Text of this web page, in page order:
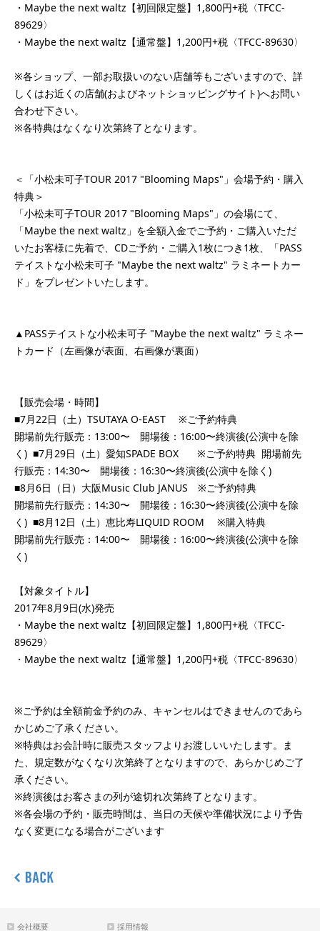
・Maybe the next waltz【初回限定盤】1,800円+税〈TFCC-
89629〉
・Maybe the next waltz【通常盤】1,200円+税〈TFCC-89630〉
※各ショップ、一部お取扱いのない店舗等もございますので、詳
しくはお近くの店舗(およびネットショッピングサイト)へお問い
合わせ下さい。
※各特典はなくなり次第終了となります。
＜「小松未可子TOUR 2017 "Blooming Maps"」会場予約・購入
特典＞
「小松未可子TOUR 2017 "Blooming Maps"」の会場にて、
「Maybe the next waltz」を全額入金でご予約・ご購入いただ
いたお客様に先着で、CDご予約・ご購入1枚につき1枚、「PASS
テイストな小松未可子 "Maybe the next waltz" ラミネートカー
ド」をプレゼントいたします。
▲PASSテイストな小松未可子 "Maybe the next waltz" ラミネー
トカード（左画像が表面、右画像が裏面）
【販売会場・時間】
■7月22日（土）TSUTAYA O-EAST ※ご予約特典
開場前先行販売：13:00〜 開場後：16:00〜終演後(公演中を除
く) ■7月29日（土）愛知SPADE BOX ※ご予約特典 開場前先
行販売：14:30〜 開場後：16:30〜終演後(公演中を除く)
■8月6日（日）大阪Music Club JANUS ※ご予約特典
開場前先行販売：14:30〜 開場後：16:30〜終演後(公演中を除
く) ■8月12日（土）恵比寿LIQUID ROOM ※購入特典
開場前先行販売：14:00〜 開場後：16:00〜終演後(公演中を除
く)
【対象タイトル】
2017年8月9日(水)発売
・Maybe the next waltz【初回限定盤】1,800円+税〈TFCC-
89629〉
・Maybe the next waltz【通常盤】1,200円+税〈TFCC-89630〉
※ご予約は全額前金予約のみ、キャンセルはできませんのであら
かじめご了承ください。
※特典はお会計時に販売スタッフよりお渡しいいたします。ま
た、規定数がなくなり次第終了となりますので、あらかじめご了
承ください。
※終演後はお客さまの列が途切れ次第終了となります。
※各会場の予約・販売時間は、当日の天候や準備状況により予告
なく変更になる場合がございます
会社概要 採用情報